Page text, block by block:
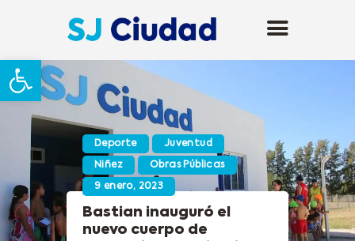
Abrir barra de herramientas
Deporte Juventud
Niñez Obras Públicas
9 enero, 2023
Bastian inauguró el
nuevo cuerpo de